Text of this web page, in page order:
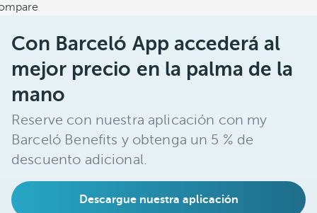
Con Barceló App accederá al
mejor precio en la palma de la
mano
Reserve con nuestra aplicación con my
Barceló Benefits y obtenga un 5 % de
descuento adicional.
Descargue nuestra aplicación